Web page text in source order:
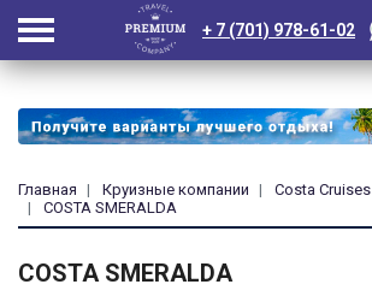
+ 7 (701) 978-61-02
Главная Круизные компании
Costa Cruises
COSTA SMERALDA
COSTA SMERALDA